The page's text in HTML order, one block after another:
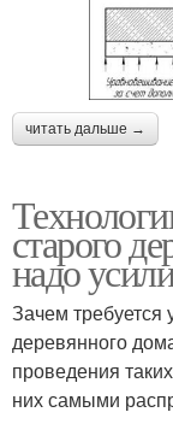
читать дальше →
старого
надо
Зачем требуется
деревянного
проведения
них самыми